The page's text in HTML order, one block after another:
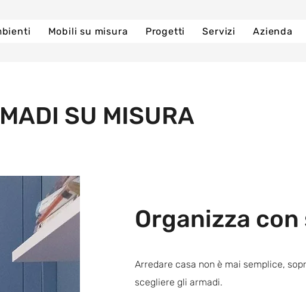
Mobili su misura Progetti Servizi Azienda
SU MISURA
Organizza
Arredare casa non è mai semplice,
scegliere gli armadi.